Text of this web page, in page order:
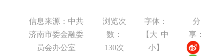
信息来源：中共
济南市委金融委
员会办公室
浏览次
数：
130次
字体：
【 大 中
小】
分
享：